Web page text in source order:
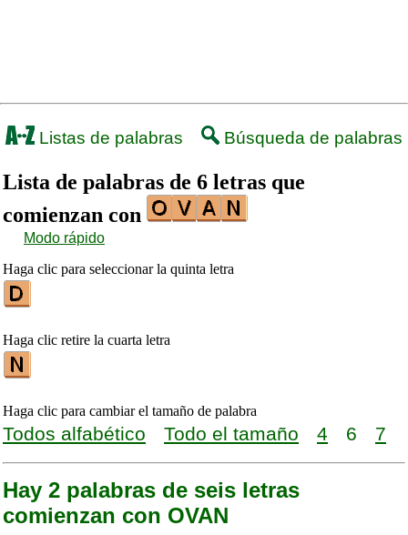
Listas de palabras Búsqueda de palabras
Lista de palabras de 6 letras que
comienzan con
Modo rápido
Haga clic para seleccionar la quinta letra
Haga clic retire la cuarta letra
Haga clic para cambiar el tamaño de palabra
Todos alfabético Todo el tamaño 4 6 7
Hay 2 palabras de seis letras
comienzan con OVAN